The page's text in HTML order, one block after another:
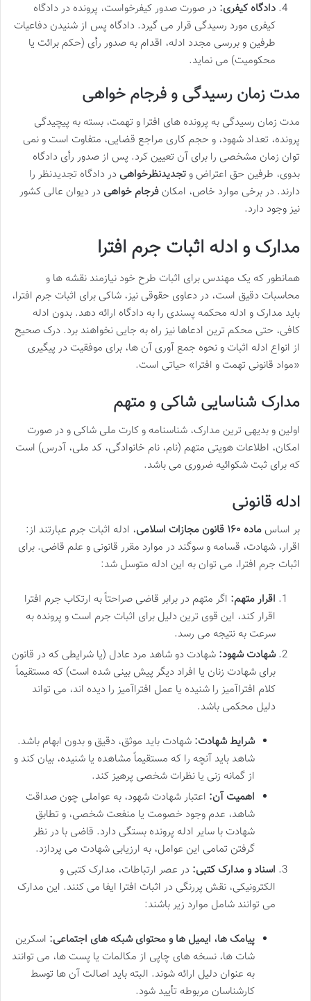
دادگاه کیفری: در صورت صدور کیفرخواست، پرونده در دادگاه
کیفری مورد رسیدگی قرار می گیرد. دادگاه پس از شنیدن دفاعیات
طرفین و بررسی مجدد ادله، اقدام به صدور رأی (حکم برائت یا
محکومیت) می نماید.
مدت زمان رسیدگی و فرجام خواهی
مدت زمان رسیدگی به پرونده های افترا و تهمت، بسته به پیچیدگی
پرونده، تعداد شهود، و حجم کاری مراجع قضایی، متفاوت است و نمی
توان زمان مشخصی را برای آن تعیین کرد. پس از صدور رأی دادگاه
بدوی، طرفین حق اعتراض و تجدیدنظرخواهی در دادگاه تجدیدنظر را
دارند. در برخی موارد خاص، امکان فرجام خواهی در دیوان عالی کشور
نیز وجود دارد.
مدارک و ادله اثبات جرم افترا
همانطور که یک مهندس برای اثبات طرح خود نیازمند نقشه ها و
محاسبات دقیق است، در دعاوی حقوقی نیز، شاکی برای اثبات جرم افترا،
باید مدارک و ادله محکمه پسندی را به دادگاه ارائه دهد. بدون ادله
کافی، حتی محکم ترین ادعاها نیز راه به جایی نخواهند برد. درک صحیح
از انواع ادله اثبات و نحوه جمع آوری آن ها، برای موفقیت در پیگیری
«مواد قانونی تهمت و افترا» حیاتی است.
مدارک شناسایی شاکی و متهم
اولین و بدیهی ترین مدارک، شناسنامه و کارت ملی شاکی و در صورت
امکان، اطلاعات هویتی متهم (نام، نام خانوادگی، کد ملی، آدرس) است
که برای ثبت شکوائیه ضروری می باشد.
ادله قانونی
بر اساس ماده ۱۶۰ قانون مجازات اسلامی
، ادله اثبات جرم عبارتند از:
اقرار، شهادت، قسامه و سوگند در موارد مقرر قانونی و علم قاضی. برای
اثبات جرم افترا، می توان به این ادله متوسل شد:
اقرار متهم: اگر متهم در برابر قاضی صراحتاً به ارتکاب جرم افترا
اقرار کند، این قوی ترین دلیل برای اثبات جرم است و پرونده به
سرعت به نتیجه می رسد.
شهادت شهود: شهادت دو شاهد مرد عادل (یا شرایطی که در قانون
برای شهادت زنان یا افراد دیگر پیش بینی شده است) که مستقیماً
کلام افتراآمیز را شنیده یا عمل افتراآمیز را دیده اند، می تواند
دلیل محکمی باشد.
شرایط شهادت: شهادت باید موثق، دقیق و بدون ابهام باشد.
شاهد باید آنچه را که مستقیماً مشاهده یا شنیده، بیان کند و
از گمانه زنی یا نظرات شخصی پرهیز کند.
اهمیت آن: اعتبار شهادت شهود، به عواملی چون صداقت
شاهد، عدم وجود خصومت یا منفعت شخصی، و تطابق
شهادت با سایر ادله پرونده بستگی دارد. قاضی با در نظر
گرفتن تمامی این عوامل، به ارزیابی شهادت می پردازد.
اسناد و مدارک کتبی: در عصر ارتباطات، مدارک کتبی و
الکترونیکی، نقش پررنگی در اثبات افترا ایفا می کنند. این مدارک
می توانند شامل موارد زیر باشند:
پیامک ها، ایمیل ها و محتوای شبکه های اجتماعی: اسکرین
شات ها، نسخه های چاپی از مکالمات یا پست ها، می توانند
به عنوان دلیل ارائه شوند. البته باید اصالت آن ها توسط
کارشناسان مربوطه تأیید شود.